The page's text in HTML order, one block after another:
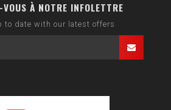
À NOTRE INFOLETTRE
to date with our latest offers